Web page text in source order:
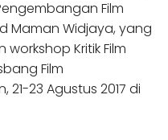
Film
Maman Widjaya, yang
Kritik Film
Film
23 Agustus 2017 di